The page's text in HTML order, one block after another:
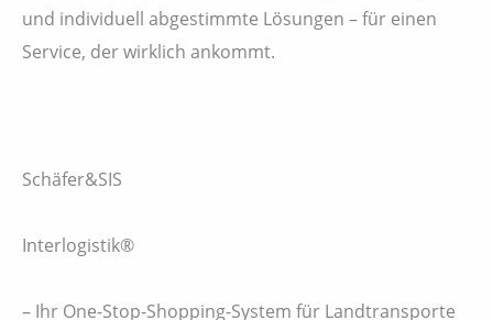
und individuell abgestimmte Lösungen – für einen
Service, der wirklich ankommt.
Schäfer&SIS
Interlogistik®
– Ihr One-Stop-Shopping-System für Landtransporte